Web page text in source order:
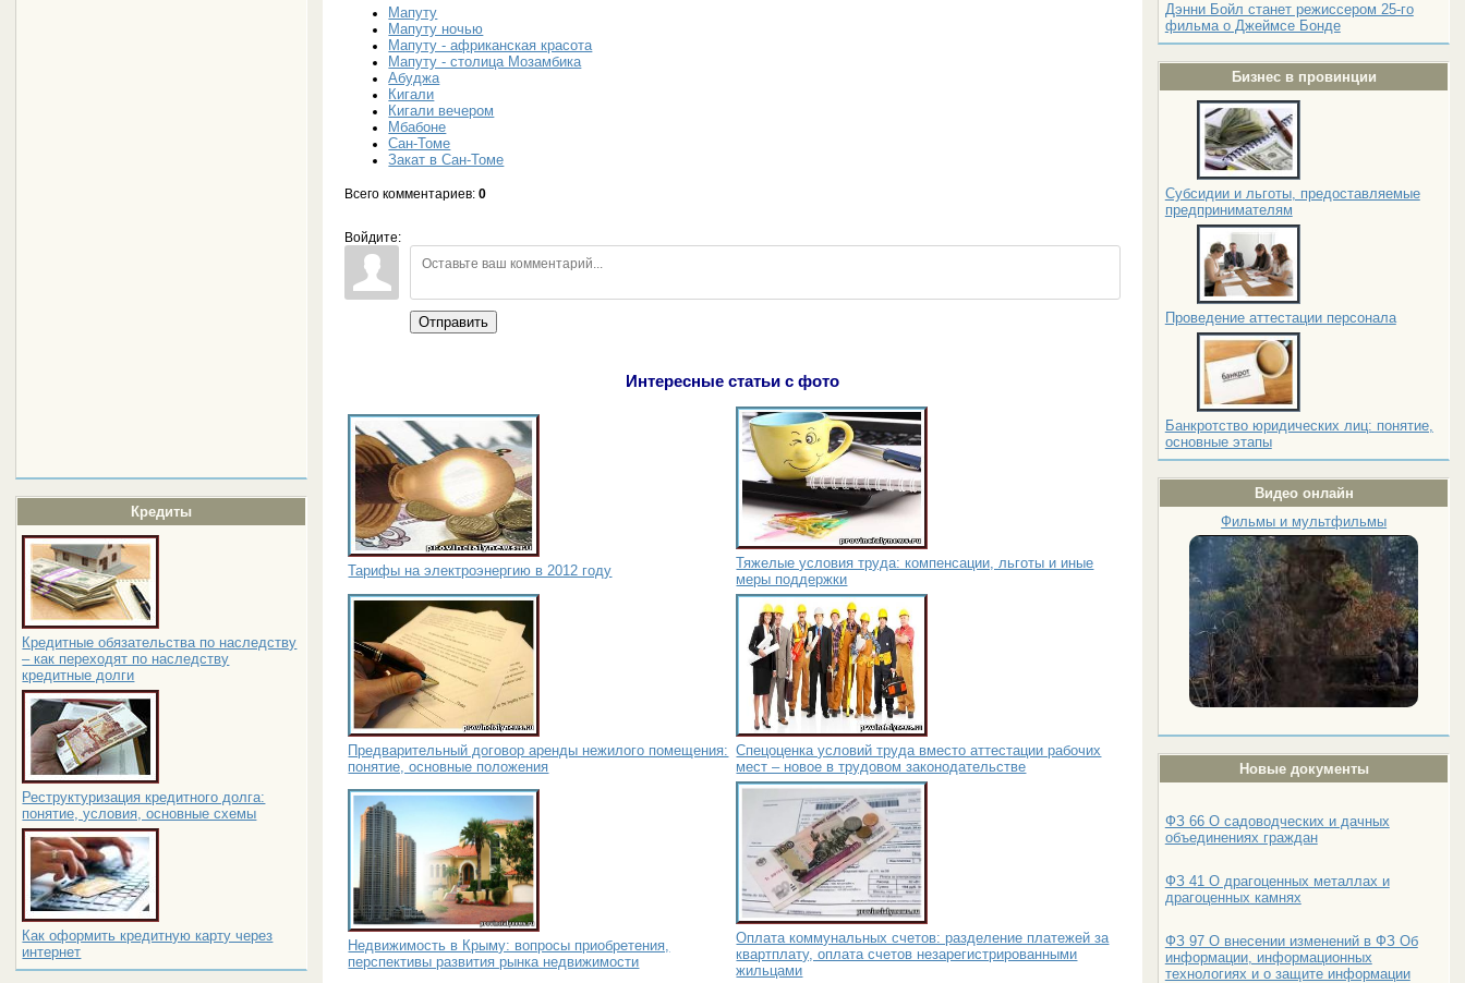
Кредиты
Кредитные обязательства по наследству
– как переходят по наследству
кредитные долги
Реструктуризация кредитного долга:
понятие, условия, основные схемы
Как оформить кредитную карту через
интернет
Дэнни Бойл станет режиссером 25-го
фильма о Джеймсе Бонде
Бизнес в провинции
Субсидии и льготы, предоставляемые
предпринимателям
Проведение аттестации персонала
Банкротство юридических лиц: понятие,
основные этапы
Видео онлайн
Фильмы и мультфильмы
Новые документы
ФЗ 66 О садоводческих и дачных
объединениях граждан
ФЗ 41 О драгоценных металлах и
драгоценных камнях
ФЗ 97 О внесении изменений в ФЗ Об
информации, информационных
технологиях и о защите информации
Мапуту
Мапуту ночью
Мапуту - африканская красота
Мапуту - столица Мозамбика
Абуджа
Кигали
Кигали вечером
Мбабоне
Сан-Томе
Закат в Сан-Томе
Всего комментариев:0
Войдите:
Отправить
Интересные статьи с фото
Тарифы на электроэнергию в 2012 году
Тяжелые условия труда: компенсации, льготы и иные
меры поддержки
Предварительный договор аренды нежилого помещения:
понятие, основные положения
Спецоценка условий труда вместо аттестации рабочих
мест – новое в трудовом законодательстве
Недвижимость в Крыму: вопросы приобретения,
перспективы развития рынка недвижимости
Оплата коммунальных счетов: разделение платежей за
квартплату, оплата счетов незарегистрированными
жильцами